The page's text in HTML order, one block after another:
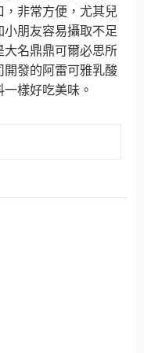
非常方便，尤其兒
朋友容易攝取不足
大名鼎鼎可爾必思所
開發的阿雷可雅乳酸
樣好吃美味。